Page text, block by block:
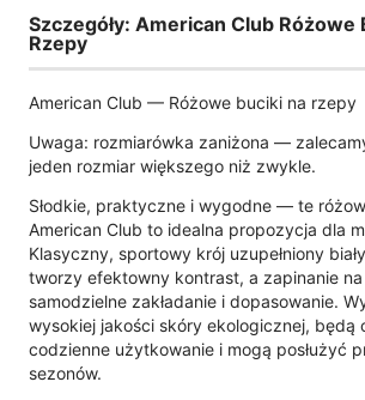
Szczegóły: American Club Różowe
Rzepy
American Club — Różowe buciki na rzepy
Uwaga: rozmiarówka zaniżona —
jeden rozmiar większego niż zwykle.
Słodkie, praktyczne i wygodne — te
American Club to idealna propozycja dla
Klasyczny, sportowy krój uzupełniony
tworzy efektowny kontrast, a zapinanie na
samodzielne zakładanie i dopasowanie.
wysokiej jakości skóry ekologicznej, będą
codzienne użytkowanie i mogą posłużyć
sezonów.